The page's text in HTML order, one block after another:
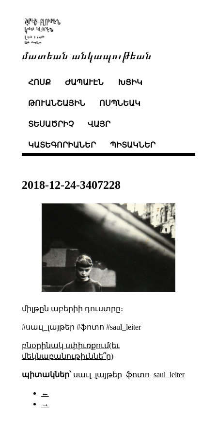
մատեան անկապութեան
ՀՈՍՔ ԺԱՊԱՒԷՆ ԽՑԻԿ
ԹՈՒԱՆՇԱՅԻՆ ՈՍՊՆԵԱԿ
ՏԵՍԱԾՐԻՉ ՎԱՅՐ
ԿԱՏԵԳՈՐԻԱՆԵՐ ՊԻՏԱԿՆԵՐ
2018-12-24-3407228
միլթըն աբերիի դուստրը։
#սաւլ_լայթեր #ֆոտո #saul_leiter
բնօրինակ սփիւռքում(եւ
մեկնաբանութիւննե՞ր)
պիտակներ՝ սաւլ_լայթեր ֆոտո saul_leiter
←
→